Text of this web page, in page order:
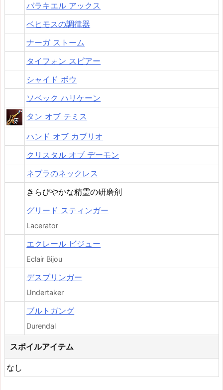
バラキエル アックス
ベヒモスの調律器
ナーガ ストーム
タイフォン スピアー
シャイド ボウ
ソベック ハリケーン
タン オブ テミス
ハンド オブ カブリオ
クリスタル オブ デーモン
ネブラのネックレス
きらびやかな精霊の研磨剤
グリード スティンガー
Lacerator
エクレール ビジュー
Eclair Bijou
デスブリンガー
Undertaker
ブルトガング
Durendal
スポイルアイテム
なし